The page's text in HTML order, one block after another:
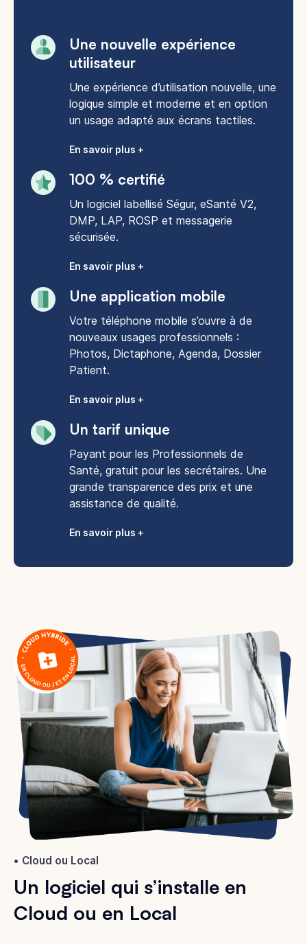
Une nouvelle expérience
utilisateur​
Une expérience d’utilisation nouvelle, une
logique simple et moderne et en option
un usage adapté aux écrans tactiles.
En savoir plus +
100 % certifié
Un logiciel labellisé Ségur, eSanté V2,
DMP, LAP, ROSP et messagerie
sécurisée.
En savoir plus +
Une application mobile
Votre téléphone mobile s’ouvre à de
nouveaux usages professionnels :
Photos, Dictaphone, Agenda, Dossier
Patient.
En savoir plus +
Un tarif unique
Payant pour les Professionnels de
Santé, gratuit pour les secrétaires. Une
grande transparence des prix et une
assistance de qualité.
En savoir plus +
Cloud ou Local
Un logiciel qui s’installe en
Cloud ou en Local